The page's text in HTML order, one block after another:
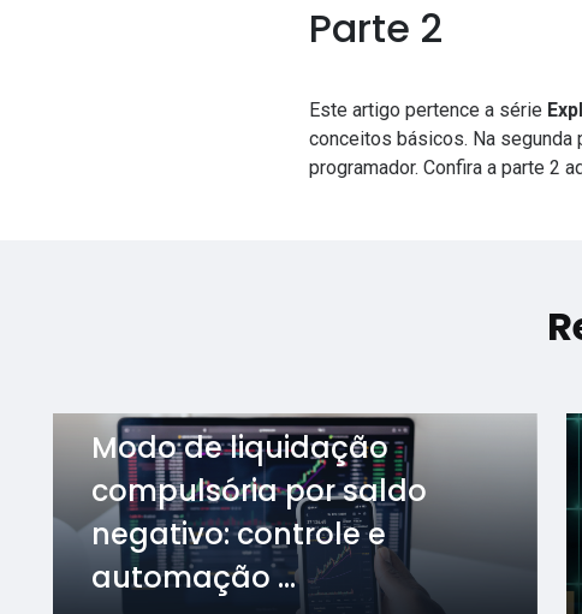
Parte 2
Este artigo pertence a série
conceitos básicos. Na segunda
programador. Confira a parte 2
Modo de liquidação
compulsória por saldo
negativo: controle e
automação ...